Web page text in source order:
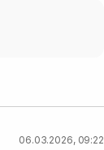
06.03.2026, 09:22